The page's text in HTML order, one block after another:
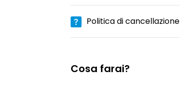
Politica di cancellazione
Cosa farai?